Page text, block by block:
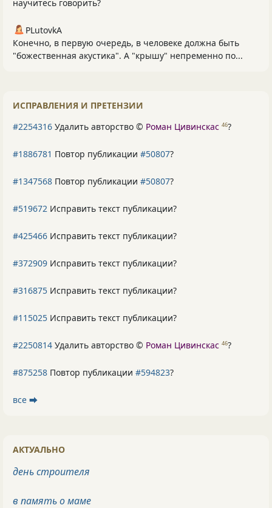
научитесь говорить?
PLutоvkА
Конечно, в первую очередь, в человеке должна быть
"божественная акустика". А "крышу" непременно по...
ИСПРАВЛЕНИЯ И ПРЕТЕНЗИИ
#2254316 Удалить авторство © Роман Цивинскас 46?
#1886781 Повтор публикации #50807?
#1347568 Повтор публикации #50807?
#519672 Исправить текст публикации?
#425466 Исправить текст публикации?
#372909 Исправить текст публикации?
#316875 Исправить текст публикации?
#115025 Исправить текст публикации?
#2250814 Удалить авторство © Роман Цивинскас 46?
#875258 Повтор публикации #594823?
все ⮕
АКТУАЛЬНО
день строителя
в память о маме